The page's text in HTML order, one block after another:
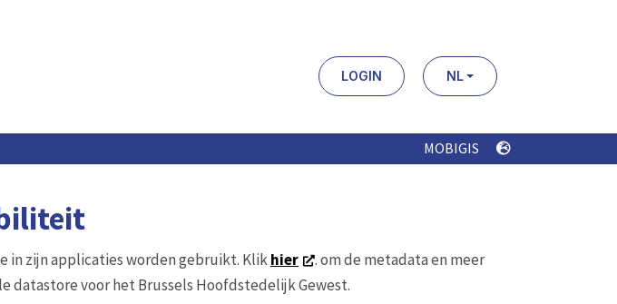
LOGIN NL
MOBIGIS
in zijn applicaties worden gebruikt. Klikhier
. om de metadata en meer
datastore voor het Brussels Hoofdstedelijk Gewest.